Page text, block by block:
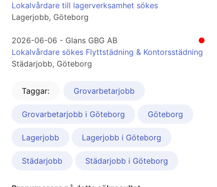
Lokalvårdare till lagerverksamhet sökes
Lagerjobb, Göteborg
●
2026-06-06 - Glans GBG AB
Lokalvårdare sökes Flyttstädning & Kontorsstädning
Städarjobb, Göteborg
Taggar: Grovarbetarjobb
Grovarbetarjobb i Göteborg Göteborg
Lagerjobb Lagerjobb i Göteborg
Städarjobb Städarjobb i Göteborg